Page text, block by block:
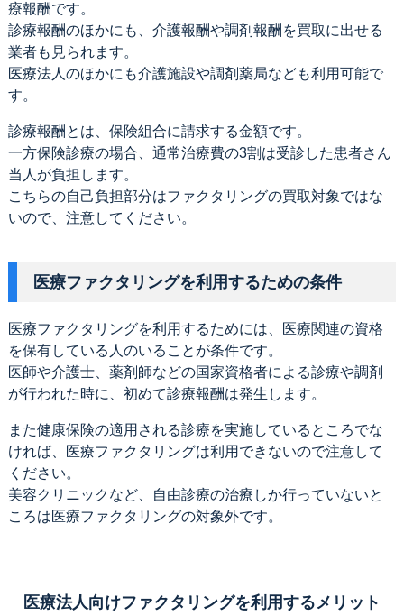
療報酬です。
診療報酬のほかにも、介護報酬や調剤報酬を買取に出せる
業者も見られます。
医療法人のほかにも介護施設や調剤薬局なども利用可能で
す。
診療報酬とは、保険組合に請求する金額です。
一方保険診療の場合、通常治療費の3割は受診した患者さん
当人が負担します。
こちらの自己負担部分はファクタリングの買取対象ではな
いので、注意してください。
医療ファクタリングを利用するための条件
医療ファクタリングを利用するためには、医療関連の資格
を保有している人のいることが条件です。
医師や介護士、薬剤師などの国家資格者による診療や調剤
が行われた時に、初めて診療報酬は発生します。
また健康保険の適用される診療を実施しているところでな
ければ、医療ファクタリングは利用できないので注意して
ください。
美容クリニックなど、自由診療の治療しか行っていないと
ころは医療ファクタリングの対象外です。
医療法人向けファクタリングを利用するメリット